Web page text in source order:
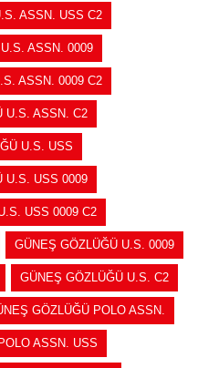
ASSN. USS C2
ASSN. 0009
ASSN. 0009 C2
U.S. ASSN. C2
U.S. USS
U.S. USS 0009
USS 0009 C2
GÜNEŞ GÖZLÜĞÜ U.S. 0009
GÜNEŞ GÖZLÜĞÜ U.S. C2
GÖZLÜĞÜ POLO ASSN.
ASSN. USS